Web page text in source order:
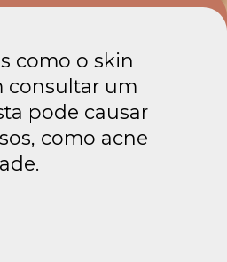
como o skin
consultar um
pode causar
como acne